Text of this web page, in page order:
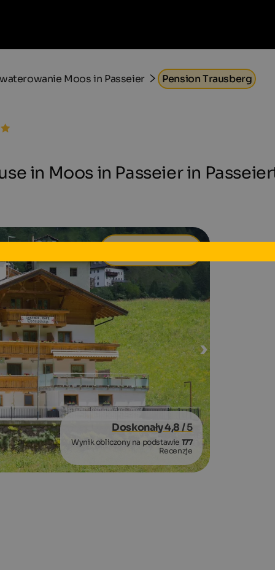
Moos in Passeier Pension Trausberg
in Moos in Passeier in
Doskonały 4,8/ 5
Wynik obliczony na podstawie 177
Recenzje